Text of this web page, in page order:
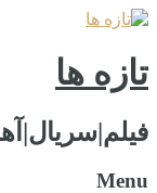
تازه ها
Menu